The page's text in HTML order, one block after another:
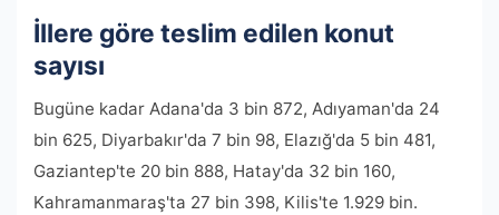
İllere göre teslim edilen konut
sayısı
Bugüne kadar Adana'da 3 bin 872, Adıyaman'da 24
bin 625, Diyarbakır'da 7 bin 98, Elazığ'da 5 bin 481,
Gaziantep'te 20 bin 888, Hatay'da 32 bin 160,
Kahramanmaraş'ta 27 bin 398, Kilis'te 1.929 bin.